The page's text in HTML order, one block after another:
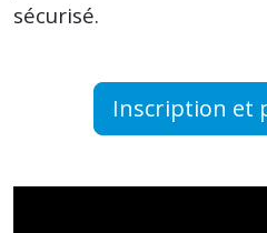
sécurisé.
Inscription et